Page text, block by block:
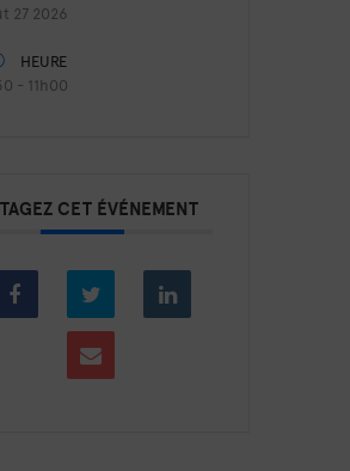
27 2026
HEURE
- 11h00
CET ÉVÉNEMENT